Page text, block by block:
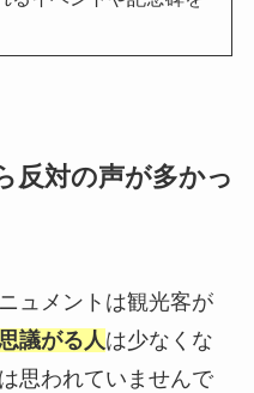
反対の声が多かっ
ュメントは観光客が
議がる人は少なくな
思われていませんで